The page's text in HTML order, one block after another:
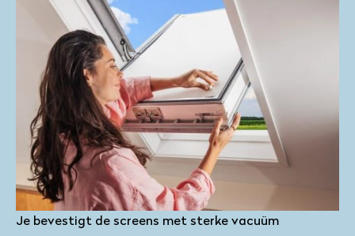
Je bevestigt de screens met sterke vacuüm